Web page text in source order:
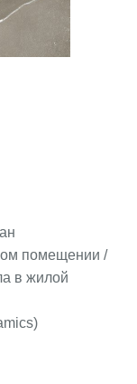
помещении /
в жилой